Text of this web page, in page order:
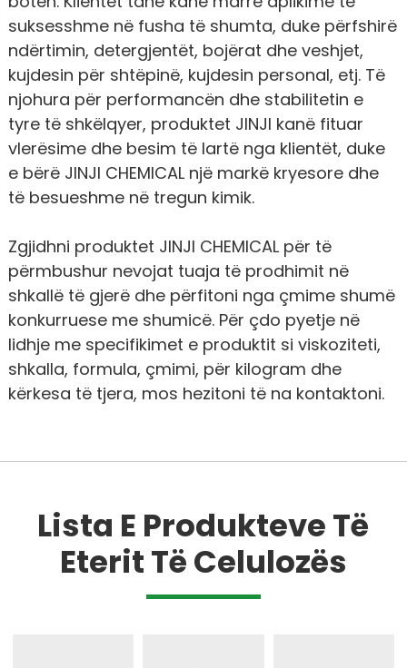
suksesshme në fusha të shumta, duke përfshirë
ndërtimin, detergjentët, bojërat dhe veshjet,
kujdesin për shtëpinë, kujdesin personal, etj. Të
njohura për performancën dhe stabilitetin e
tyre të shkëlqyer, produktet JINJI kanë fituar
vlerësime dhe besim të lartë nga klientët, duke
e bërë JINJI CHEMICAL një markë kryesore dhe
të besueshme në tregun kimik.
Zgjidhni produktet JINJI CHEMICAL për të
përmbushur nevojat tuaja të prodhimit në
shkallë të gjerë dhe përfitoni nga çmime shumë
konkurruese me shumicë. Për çdo pyetje në
lidhje me specifikimet e produktit si viskoziteti,
shkalla, formula, çmimi, për kilogram dhe
kërkesa të tjera, mos hezitoni të na kontaktoni.
Lista E Produkteve Të
Eterit Të Celulozës